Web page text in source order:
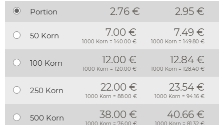
Portion 2.76 € 2.95 €
50 Korn 7.00 €
1000 Korn = 140.00 €
7.49 €
1000 Korn = 149.80 €
100 Korn 12.00 €
1000 Korn = 120.00 €
12.84 €
1000 Korn = 128.40 €
250 Korn 22.00 €
1000 Korn = 88.00 €
23.54 €
1000 Korn = 94.16 €
500 Korn 38.00 € 40.66 €